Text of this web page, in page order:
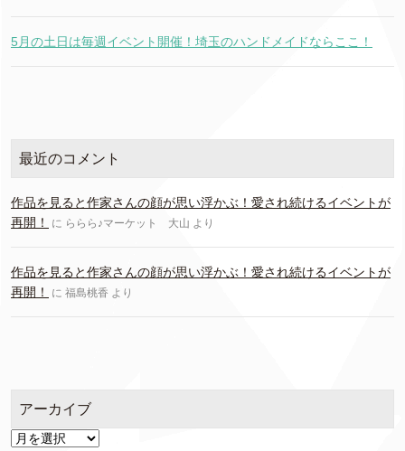
5月の土日は毎週イベント開催！埼玉のハンドメイドならここ！
最近のコメント
作品を見ると作家さんの顔が思い浮かぶ！愛され続けるイベントが
再開！
に ららら♪マーケット 大山 より
作品を見ると作家さんの顔が思い浮かぶ！愛され続けるイベントが
再開！
に 福島桃香 より
アーカイブ
ア